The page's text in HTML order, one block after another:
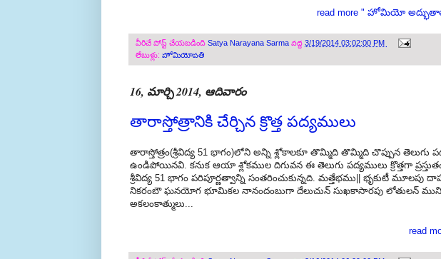
read more " హోమియో అద్భుతాలు
వీరిచే పోస్ట్ చేయబడింది Satya Narayana Sarma వద్ద 3/19/2014 03:02:00 PM
లేబుళ్లు: హోమియోపతి
16, మార్చి 2014, ఆదివారం
తారాస్తోత్రానికి చేర్చిన క్రొత్త పద్యములు
తారాస్తోత్రం(శ్రీవిద్య 51 భాగం)లోని అన్ని శ్లోకాలకూ తొమ్మిది తొమ్మిది చొప్పున తెలుగు
ఉండిపోయినవి. కనుక ఆయా శ్లోకముల దిగువన ఈ తెలుగు పద్యములు క్రొత్తగా
శ్రీవిద్య 51 భాగం పరిపూర్ణత్వాన్ని సంతరించుకున్నది. మత్తేభము|| భృకుటీ
నికరంబౌ ఘనయోగ భూమికల నానందంబుగా దేలుచున్ సుఖకాసారపు లోతులన్
అకలంకాత్ములు...
read